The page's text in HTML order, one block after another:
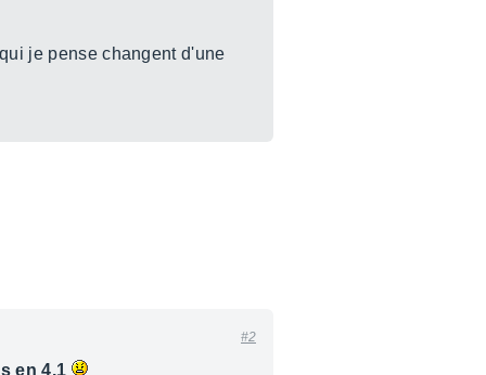
je pense changent d'une
#2
en 4.1